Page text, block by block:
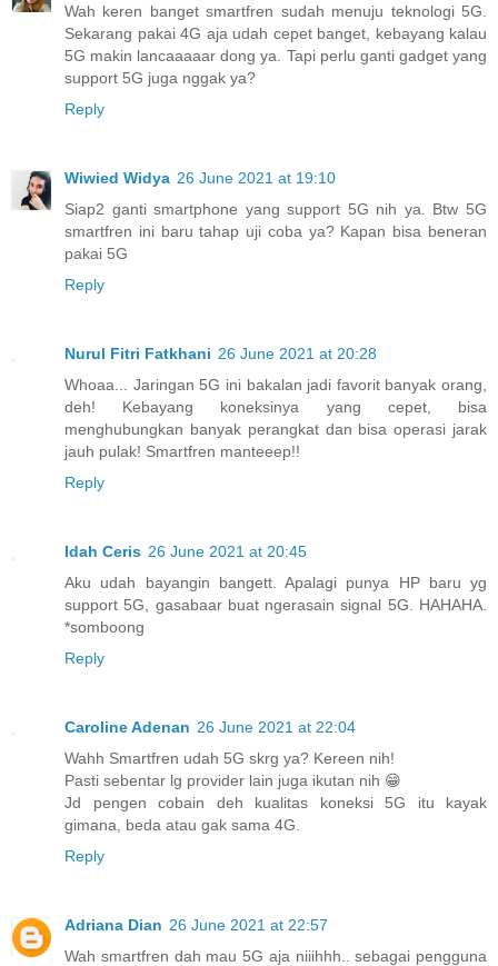
Wah keren banget smartfren sudah menuju teknologi 5G.
Sekarang pakai 4G aja udah cepet banget, kebayang kalau
5G makin lancaaaaar dong ya. Tapi perlu ganti gadget yang
support 5G juga nggak ya?
Reply
Wiwied Widya 26 June 2021 at 19:10
Siap2 ganti smartphone yang support 5G nih ya. Btw 5G
smartfren ini baru tahap uji coba ya? Kapan bisa beneran
pakai 5G
Reply
Nurul Fitri Fatkhani 26 June 2021 at 20:28
Whoaa... Jaringan 5G ini bakalan jadi favorit banyak orang,
deh! Kebayang koneksinya yang cepet, bisa
menghubungkan banyak perangkat dan bisa operasi jarak
jauh pulak! Smartfren manteeep!!
Reply
Idah Ceris 26 June 2021 at 20:45
Aku udah bayangin bangett. Apalagi punya HP baru yg
support 5G, gasabaar buat ngerasain signal 5G. HAHAHA.
*somboong
Reply
Caroline Adenan 26 June 2021 at 22:04
Wahh Smartfren udah 5G skrg ya? Kereen nih!
Pasti sebentar lg provider lain juga ikutan nih 😁
Jd pengen cobain deh kualitas koneksi 5G itu kayak
gimana, beda atau gak sama 4G.
Reply
Adriana Dian 26 June 2021 at 22:57
Wah smartfren dah mau 5G aja niiihhh.. sebagai pengguna